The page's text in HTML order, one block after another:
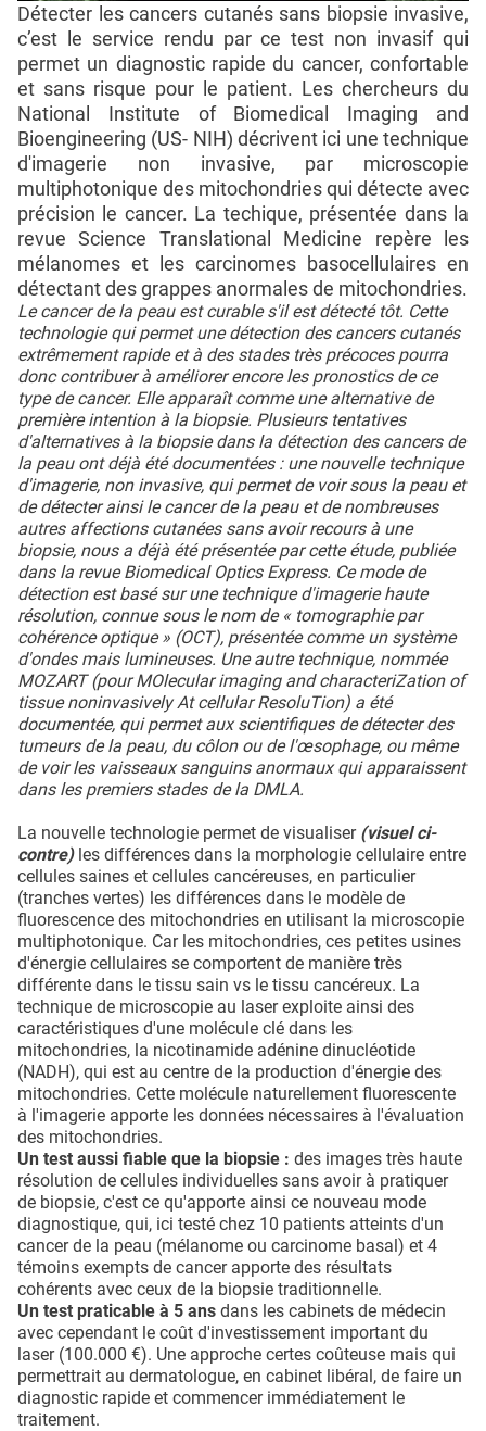
Détecter les cancers cutanés sans biopsie invasive,
c’est le service rendu par ce test non invasif qui
permet un diagnostic rapide du cancer, confortable
et sans risque pour le patient. Les chercheurs du
National Institute of Biomedical Imaging and
Bioengineering (US- NIH) décrivent ici une technique
d'imagerie non invasive, par microscopie
multiphotonique des mitochondries qui détecte avec
précision le cancer. La techique, présentée dans la
revue Science Translational Medicine repère les
mélanomes et les carcinomes basocellulaires en
détectant des grappes anormales de mitochondries.
Le cancer de la peau est curable s'il est détecté tôt. Cette
technologie qui permet une détection des cancers cutanés
extrêmement rapide et à des stades très précoces pourra
donc contribuer à améliorer encore les pronostics de ce
type de cancer. Elle apparaît comme une alternative de
première intention à la biopsie. Plusieurs tentatives
d'alternatives à la biopsie dans la détection des cancers de
la peau ont déjà été documentées : une nouvelle technique
d'imagerie, non invasive, qui permet de voir sous la peau et
de détecter ainsi le cancer de la peau et de nombreuses
autres affections cutanées sans avoir recours à une
biopsie, nous a déjà été présentée par cette étude, publiée
dans la revue Biomedical Optics Express. Ce mode de
détection est basé sur une technique d'imagerie haute
résolution, connue sous le nom de « tomographie par
cohérence optique » (OCT), présentée comme un système
d'ondes mais lumineuses. Une autre technique, nommée
MOZART (pour MOlecular imaging and characteriZation of
tissue noninvasively At cellular ResoluTion) a été
documentée, qui permet aux scientifiques de détecter des
tumeurs de la peau, du côlon ou de l'œsophage, ou même
de voir les vaisseaux sanguins anormaux qui apparaissent
dans les premiers stades de la DMLA.
La nouvelle technologie permet de visualiser (visuel ci-
contre)les différences dans la morphologie cellulaire entre
cellules saines et cellules cancéreuses, en particulier
(tranches vertes) les différences dans le modèle de
fluorescence des mitochondries en utilisant la microscopie
multiphotonique. Car les mitochondries, ces petites usines
d'énergie cellulaires se comportent de manière très
différente dans le tissu sain vs le tissu cancéreux. La
technique de microscopie au laser exploite ainsi des
caractéristiques d'une molécule clé dans les
mitochondries, la nicotinamide adénine dinucléotide
(NADH), qui est au centre de la production d'énergie des
mitochondries. Cette molécule naturellement fluorescente
à l'imagerie apporte les données nécessaires à l'évaluation
des mitochondries.
Un test aussi fiable que la biopsie : des images très haute
résolution de cellules individuelles sans avoir à pratiquer
de biopsie, c'est ce qu'apporte ainsi ce nouveau mode
diagnostique, qui, ici testé chez 10 patients atteints d'un
cancer de la peau (mélanome ou carcinome basal) et 4
témoins exempts de cancer apporte des résultats
cohérents avec ceux de la biopsie traditionnelle.
Un test praticable à 5 ans dans les cabinets de médecin
avec cependant le coût d'investissement important du
laser (100.000 €). Une approche certes coûteuse mais qui
permettrait au dermatologue, en cabinet libéral, de faire un
diagnostic rapide et commencer immédiatement le
traitement.